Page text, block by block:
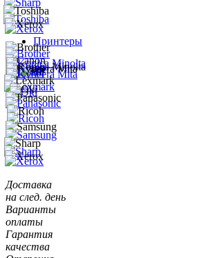
Принтеры
Доставка
на след. день
Варианты
оплаты
Гарантия
качества